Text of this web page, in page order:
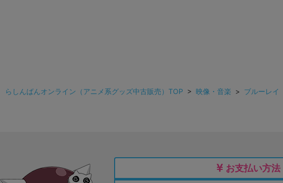
らしんばんオンライン（アニメ系グッズ中古販売）TOP > 映像・音楽 > ブルーレイ
お支払い方法